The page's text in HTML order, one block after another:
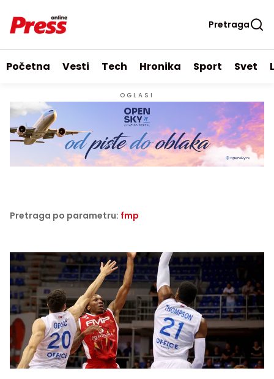
Pretraga
Početna Vesti Tech Hronika Sport Svet
OGLASI
Pretraga po parametru: fmp